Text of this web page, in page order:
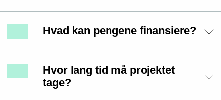
Hvad kan pengene finansiere?
Hvor lang tid må projektet
tage?